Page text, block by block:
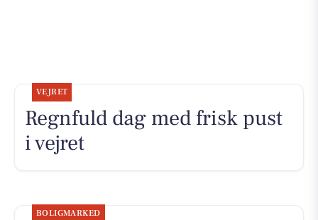
VEJRET
Regnfuld dag med frisk pust
i vejret
BOLIGMARKED